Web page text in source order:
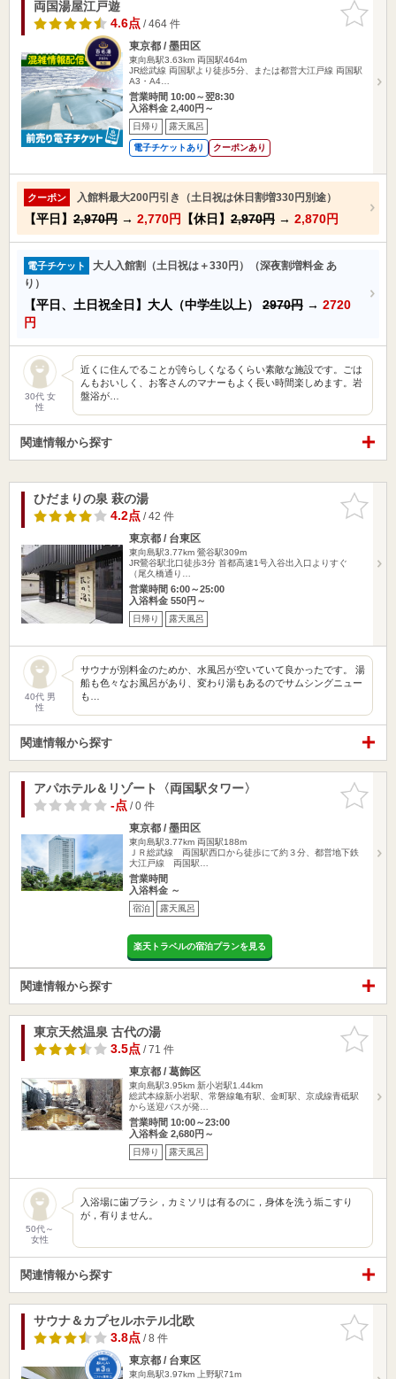
お気に入
りに追加
両国湯屋江戸遊
4.6点/ 464 件
東京都 / 墨田区
東向島駅3.63km 両国駅464m
JR総武線 両国駅より徒歩5分、または都営大江戸線 両国駅
A3・A4…
営業時間 10:00～翌8:30
入浴料金 2,400円～
日帰り 露天風呂
電子チケットあり クーポンあり
クーポン 入館料最大200円引き（土日祝は休日割増330円別途）
【平日】 2,970円 → 2,770円 【休日】 2,970円 → 2,870円
電子チケット
大人入館割（土日祝は＋330円）（深夜割増料金 あ
り）
【平日、土日祝全日】大人（中学生以上） 2970円 → 2720
円
30代 女
性
近くに住んでることが誇らしくなるくらい素敵な施設です。ごは
んもおいしく、お客さんのマナーもよく長い時間楽しめます。岩
盤浴が…
関連情報から探す
お気に入
りに追加
ひだまりの泉 萩の湯
4.2点/ 42 件
東京都 / 台東区
東向島駅3.77km 鶯谷駅309m
JR鶯谷駅北口徒歩3分 首都高速1号入谷出入口よりすぐ
（尾久橋通り…
営業時間 6:00～25:00
入浴料金 550円～
日帰り 露天風呂
40代 男
性
サウナが別料金のためか、水風呂が空いていて良かったです。 湯
船も色々なお風呂があり、変わり湯もあるのでサムシングニュー
も…
関連情報から探す
お気に入
りに追加
アパホテル＆リゾート〈両国駅タワー〉
-点/ 0 件
東京都 / 墨田区
東向島駅3.77km 両国駅188m
ＪＲ総武線 両国駅西口から徒歩にて約３分、都営地下鉄
大江戸線 両国駅…
営業時間
入浴料金 ～
宿泊 露天風呂
楽天トラベルの宿泊プランを見る
関連情報から探す
お気に入
りに追加
東京天然温泉 古代の湯
3.5点/ 71 件
東京都 / 葛飾区
東向島駅3.95km 新小岩駅1.44km
総武本線新小岩駅、常磐線亀有駅、金町駅、京成線青砥駅
から送迎バスが発…
営業時間 10:00～23:00
入浴料金 2,680円～
日帰り 露天風呂
50代～
女性
入浴場に歯ブラシ，カミソリは有るのに，身体を洗う垢こすり
が，有りません。
関連情報から探す
お気に入
りに追加
サウナ＆カプセルホテル北欧
3.8点/ 8 件
東京都 / 台東区
東向島駅3.97km 上野駅71m